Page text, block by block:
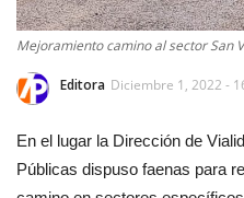
Mejoramiento camino al sector San
Editora Diciembre 1, 2022 -
En el lugar la Dirección de
Públicas dispuso faenas para